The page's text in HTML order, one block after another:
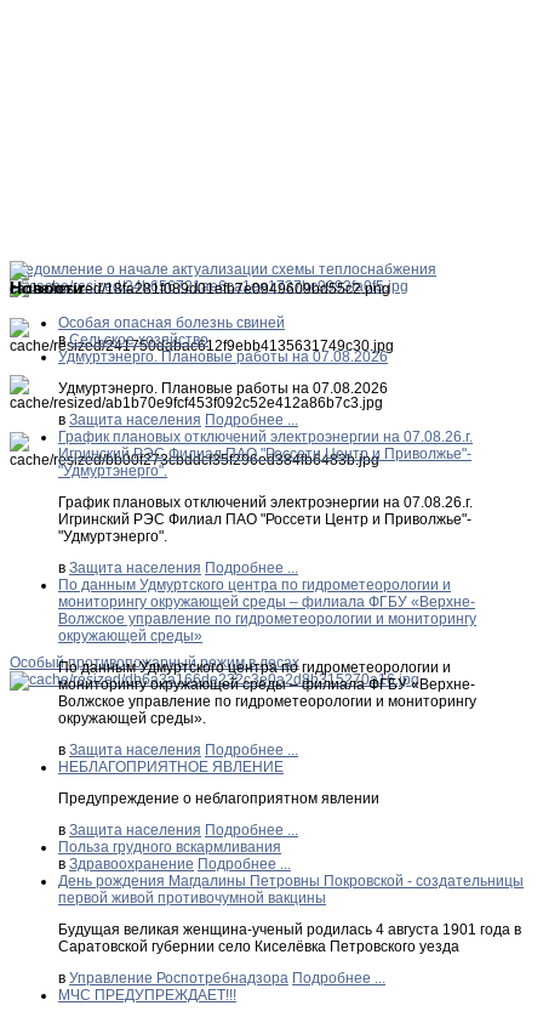
Уведомление о начале актуализации схемы теплоснабжения
Особый противопожарный режим в лесах
Новости
Особая опасная болезнь свиней
вСельское хозяйство
Удмуртэнерго. Плановые работы на 07.08.2026
Удмуртэнерго. Плановые работы на 07.08.2026
в Защита населения Подробнее ...
График плановых отключений электроэнергии на 07.08.26.г.
Игринский РЭС Филиал ПАО "Россети Центр и Приволжье"-
"Удмуртэнерго".
График плановых отключений электроэнергии на 07.08.26.г.
Игринский РЭС Филиал ПАО "Россети Центр и Приволжье"-
"Удмуртэнерго".
в Защита населения Подробнее ...
По данным Удмуртского центра по гидрометеорологии и
мониторингу окружающей среды – филиала ФГБУ «Верхне-
Волжское управление по гидрометеорологии и мониторингу
окружающей среды»
По данным Удмуртского центра по гидрометеорологии и
мониторингу окружающей среды – филиала ФГБУ «Верхне-
Волжское управление по гидрометеорологии и мониторингу
окружающей среды».
в Защита населения Подробнее ...
НЕБЛАГОПРИЯТНОЕ ЯВЛЕНИЕ
Предупреждение о неблагоприятном явлении
в Защита населения Подробнее ...
Польза грудного вскармливания
в Здравоохранение Подробнее ...
День рождения Магдалины Петровны Покровской - создательницы
первой живой противочумной вакцины
Будущая великая женщина-ученый родилась 4 августа 1901 года в
Саратовской губернии село Киселёвка Петровского уезда
в Управление Роспотребнадзора Подробнее ...
МЧС ПРЕДУПРЕЖДАЕТ!!!